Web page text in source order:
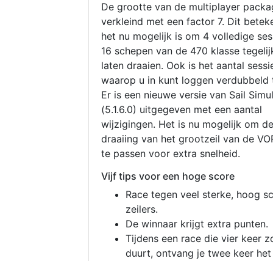
De grootte van de multiplayer
verkleind met een factor 7. Dit
het nu mogelijk is om 4 volledige
16 schepen van de 470 klasse
laten draaien. Ook is het aantal
waarop u in kunt loggen verdubbeld
Er is een nieuwe versie van Sail
(5.1.6.0) uitgegeven met een aantal
wijzigingen. Het is nu mogelijk om de
draaiing van het grootzeil van de
te passen voor extra snelheid.
Vijf tips voor een hoge score
Race tegen veel sterke, hoog
zeilers.
De winnaar krijgt extra punten.
Tijdens een race die vier keer
duurt, ontvang je twee keer